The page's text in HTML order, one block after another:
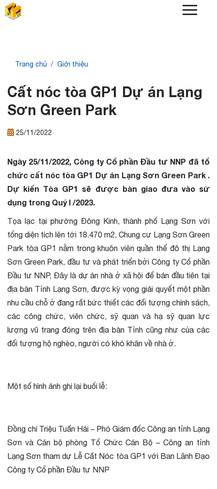
Skip
to
Breadcrumb
Trang chủ Giới thiệu
Cất nóc tòa GP1 Dự án Lạng
Sơn Green Park
25/11/2022
Ngày 25/11/2022, Công ty Cổ phần Đầu tư NNP đã tổ
chức cất nóc tòa GP1 Dự án Lạng Sơn Green Park .
Dự kiến Tòa GP1 sẽ được bàn giao đưa vào sử
dụng trong Quý I /2023.
Tọa lạc tại phường Đông Kinh, thành phố Lạng Sơn với
tổng diện tích lên tới 18.470 m2, Chung cư Lạng Sơn Green
Park tòa GP1 nằm trong khuôn viên quần thể đô thị Lạng
Sơn Green Park, đầu tư và phát triển bởi Công ty Cổ phần
Đầu tư NNP, Đây là dự án nhà ở xã hội để bán đầu tiên tại
địa bàn Tỉnh Lạng Sơn, được kỳ vọng giải quyết một phần
nhu cầu chỗ ở đang rất bức thiết các đối tượng chính sách,
các công chức, viên chức, sỹ quan và hạ sỹ quan lực
lượng vũ trang đóng trên địa bàn Tỉnh cũng như của các
đối tượng hộ nghèo, người có khó khăn về nhà ở.
Một số hình ảnh ghi lại buổi lễ:
Đồng chí Triệu Tuấn Hải – Phó Giám đốc Công an tỉnh Lạng
Sơn và Cán bộ phòng Tổ Chức Cán Bộ – Công an tỉnh
Lạng Sơn tham dự Lễ Cất Nóc tòa GP1 với Ban Lãnh Đạo
Công ty Cổ phần Đầu tư NNP